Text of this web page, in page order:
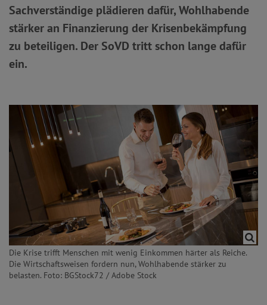
Sachverständige plädieren dafür, Wohlhabende
stärker an Finanzierung der Krisenbekämpfung
zu beteiligen. Der SoVD tritt schon lange dafür
ein.
Die Krise trifft Menschen mit wenig Einkommen härter als Reiche.
Die Wirtschaftsweisen fordern nun, Wohlhabende stärker zu
belasten. Foto: BGStock72 / Adobe Stock